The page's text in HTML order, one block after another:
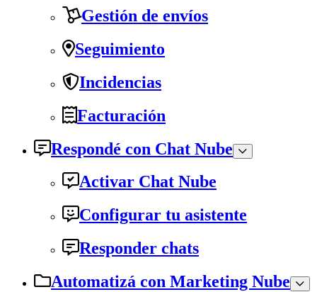
Gestión de envíos
Seguimiento
Incidencias
Facturación
Respondé con Chat Nube
Activar Chat Nube
Configurar tu asistente
Responder chats
Automatizá con Marketing Nube